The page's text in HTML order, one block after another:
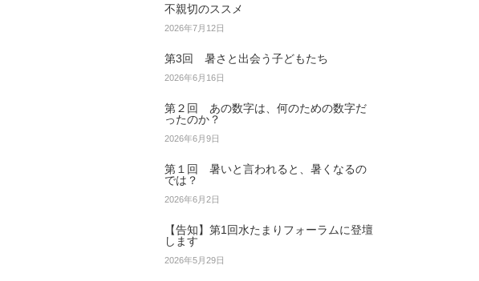
不親切のススメ
2026年7月12日
第3回 暑さと出会う子どもたち
2026年6月16日
第２回 あの数字は、何のための数字だ
ったのか？
2026年6月9日
第１回 暑いと言われると、暑くなるの
では？
2026年6月2日
【告知】第1回水たまりフォーラムに登壇
します
2026年5月29日